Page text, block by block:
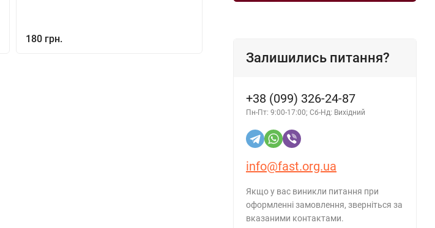
180 грн.
Залишились питання?
+38 (099) 326-24-87
Пн-Пт: 9:00-17:00; Сб-Нд: Вихідний
info@fast.org.ua
Якщо у вас виникли питання при
оформленні замовлення, зверніться за
вказаними контактами.